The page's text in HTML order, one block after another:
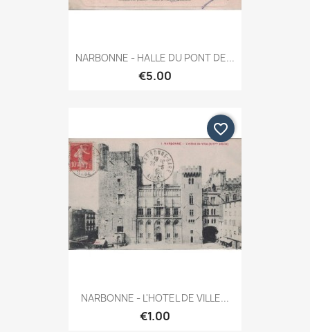
NARBONNE - HALLE DU PONT DE...
€5.00
NARBONNE - L'HOTEL DE VILLE...
€1.00
favorite_border